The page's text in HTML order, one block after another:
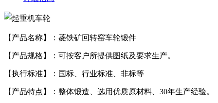
【产品名称】： 菱铁矿回转窑车轮锻件
【产品规格】：可按客户所提供图纸及要求生产。
【执行标准】：国标、行业标准、非标等
【产品特点】：整体锻造、选用优质原材料、30年生产经验。